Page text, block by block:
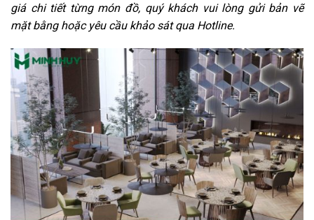
giá chi tiết từng món đồ, quý khách vui lòng gửi bản vẽ
mặt bằng hoặc yêu cầu khảo sát qua Hotline.